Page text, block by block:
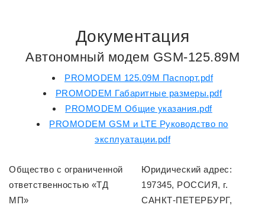
Документация
Автономный модем GSM-125.89M
PROMODEM 125.09M Паспорт.pdf
PROMODEM Габаритные размеры.pdf
PROMODEM Общие указания.pdf
PROMODEM GSM и LTE Руководство по
эксплуатации.pdf
Общество с ограниченной
ответственностью «ТД
МП»
Юридический адрес:
197345, РОССИЯ, г.
САНКТ-ПЕТЕРБУРГ,